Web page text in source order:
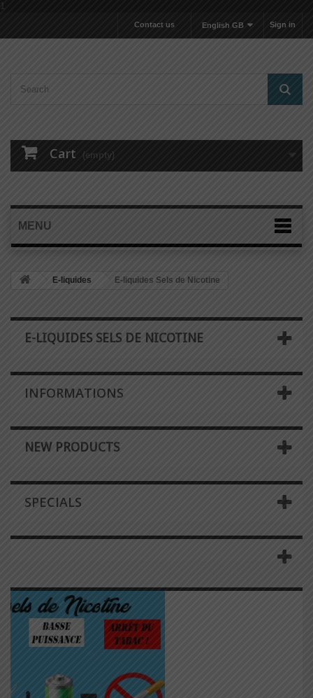
1
Sign in
English GB
Contact us
Cart (empty)
MENU
E-liquides E-liquides Sels de Nicotine
E-LIQUIDES SELS DE NICOTINE
INFORMATIONS
NEW PRODUCTS
SPECIALS